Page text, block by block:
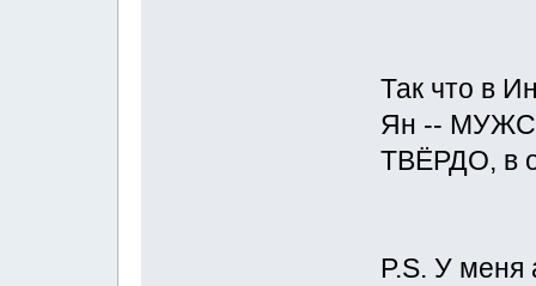
Так что в
Ян --
ТВЁРДО, в
P.S. У меня